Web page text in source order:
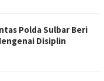
Polda Sulbar Beri
Disiplin